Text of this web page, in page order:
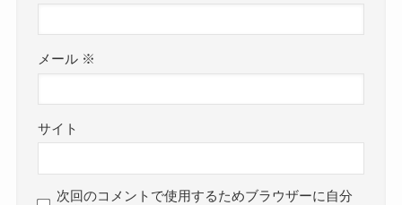
メール ※
サイト
次回のコメントで使用するためブラウザーに自分